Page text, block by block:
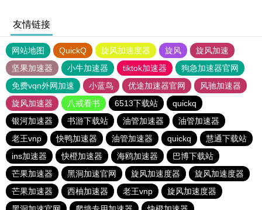
友情链接
网站地图 QuickQ 旋风加速度器 旋风
旋风加速
坚果加速器
小牛加速器 tiktok加速器
狗急加速器官网
免费vqn外网加速
小蓝鸟 优途加速器官网
风驰加速器
旋风加速器
八戒看书 6513下载站
quickq
银河加速器
书游下载站 油管加速器
油管加速器
老王vnp
快鸭加速器 油管加速器 quickq
慧通下载站
ins加速器
快橙加速器 海鸥加速器
巴博下载站
芒果加速器
黑洞加速官网 旋风加速度器
旋风加速度器
芒果加速器
西柚加速器 老王vnp
旋风加速度器